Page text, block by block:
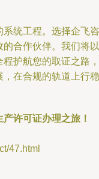
统工程。选择企飞咨
合作伙伴。我们将以
护航您的取证之路，
在合规的轨道上行稳
许可证办理之旅！
47.html